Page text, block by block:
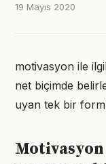
19 Mayıs 2020
motivasyon ile
net biçimde
uyan tek bir